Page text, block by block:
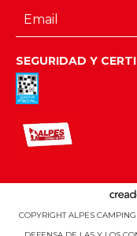
SEGURIDAD Y
COPYRIGHT ALPES